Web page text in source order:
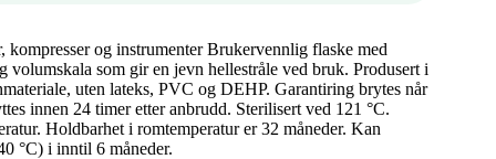
kompresser og instrumenter Brukervennlig flaske med
volumskala som gir en jevn hellestråle ved bruk. Produsert i
uten lateks, PVC og DEHP. Garantiring brytes når
innen 24 timer etter anbrudd. Sterilisert ved 121 °C.
Holdbarhet i romtemperatur er 32 måneder. Kan
°C) i inntil 6 måneder.